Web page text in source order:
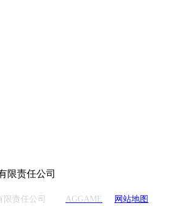
限责任公司 AGGAME 网站地图